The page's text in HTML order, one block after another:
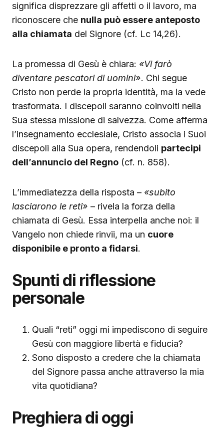
significa disprezzare gli affetti o il lavoro, ma
riconoscere che nulla può essere anteposto
alla chiamata del Signore (cf. Lc 14,26).
La promessa di Gesù è chiara: «Vi farò
diventare pescatori di uomini». Chi segue
Cristo non perde la propria identità, ma la vede
trasformata. I discepoli saranno coinvolti nella
Sua stessa missione di salvezza. Come afferma
l’insegnamento ecclesiale, Cristo associa i Suoi
discepoli alla Sua opera, rendendoli partecipi
dell’annuncio del Regno (cf. n. 858).
L’immediatezza della risposta – «subito
lasciarono le reti» – rivela la forza della
chiamata di Gesù. Essa interpella anche noi: il
Vangelo non chiede rinvii, ma un cuore
disponibile e pronto a fidarsi.
Spunti di riflessione
personale
Quali “reti” oggi mi impediscono di seguire
Gesù con maggiore libertà e fiducia?
Sono disposto a credere che la chiamata
del Signore passa anche attraverso la mia
vita quotidiana?
Preghiera di oggi